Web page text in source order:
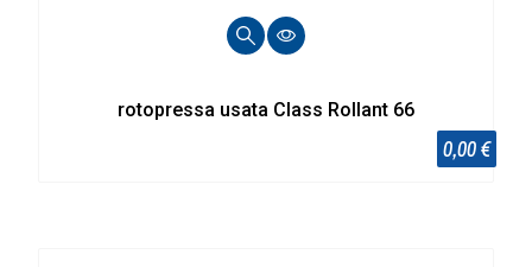
rotopressa usata Class Rollant 66
0,00 €